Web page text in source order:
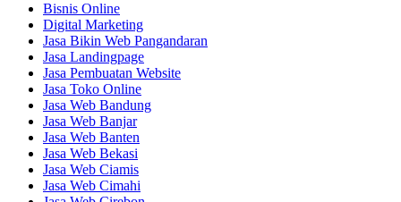
Bisnis Online
Digital Marketing
Jasa Bikin Web Pangandaran
Jasa Landingpage
Jasa Pembuatan Website
Jasa Toko Online
Jasa Web Bandung
Jasa Web Banjar
Jasa Web Banten
Jasa Web Bekasi
Jasa Web Ciamis
Jasa Web Cimahi